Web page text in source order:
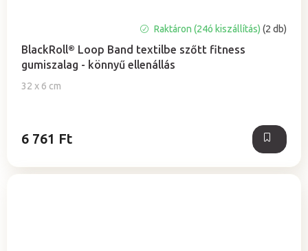
BlackRoll® Loop Band textilbe szőtt fitness
gumiszalag - könnyű ellenállás
32 x 6 cm
Raktáron (24ó kiszállítás) (2 db)
6 761 Ft